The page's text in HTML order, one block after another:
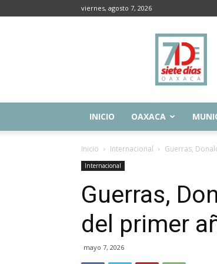
viernes, agosto 7, 2026
Siete
Días
Oaxaca
INICIO OAXACA
Inicio Internacional Guerras,
Internacional
Guerras,
del primer
mayo 7, 2026